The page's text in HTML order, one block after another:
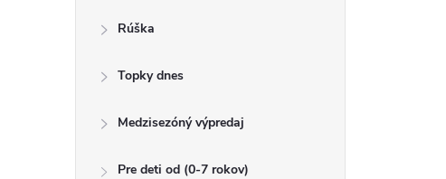
Rúška
Topky dnes
Medzisezóný výpredaj
Pre deti od (0-7 rokov)